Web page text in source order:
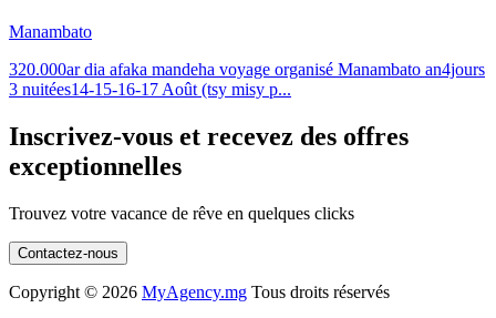
Manambato
320.000ar dia afaka mandeha voyage organisé Manambato an4jours
3 nuitées14-15-16-17 Août (tsy misy p...
Inscrivez-vous et recevez des offres
exceptionnelles
Trouvez votre vacance de rêve en quelques clicks
Contactez-nous
Copyright © 2026 MyAgency.mg Tous droits réservés